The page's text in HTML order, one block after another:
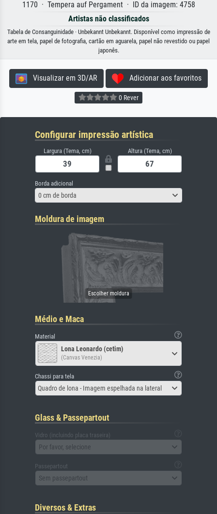
1170 · Tempera auf Pergament · ID da imagem: 4758
Artistas não classificados
Tabela de Consanguinidade · Unbekannt Unbekannt. Disponível como impressão de
arte em tela, papel de fotografia, cartão em aguarela, papel não revestido ou papel
japonês.
Visualizar em 3D/AR Adicionar aos favoritos
0 Rever
Configurar impressão artística
Largura (Tema, cm) Altura (Tema, cm)
Borda adicional
0 cm de borda
Moldura de imagem
Médio e Maca
Material
Lona Leonardo (cetim)
(Canvas Venezia)
Chassi para tela
Quadro de lona - Imagem espelhada na lateral
Glass & Passepartout
Vidro (incluindo placa traseira)
Por favor, selecione
Passepartout
Sem passepartout
Diversos & Extras